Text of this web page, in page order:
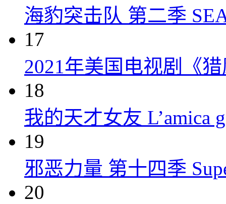
海豹突击队 第二季
17
2021年美国电视剧《
18
我的天才女友 L’amica
19
邪恶力量 第十四季
20